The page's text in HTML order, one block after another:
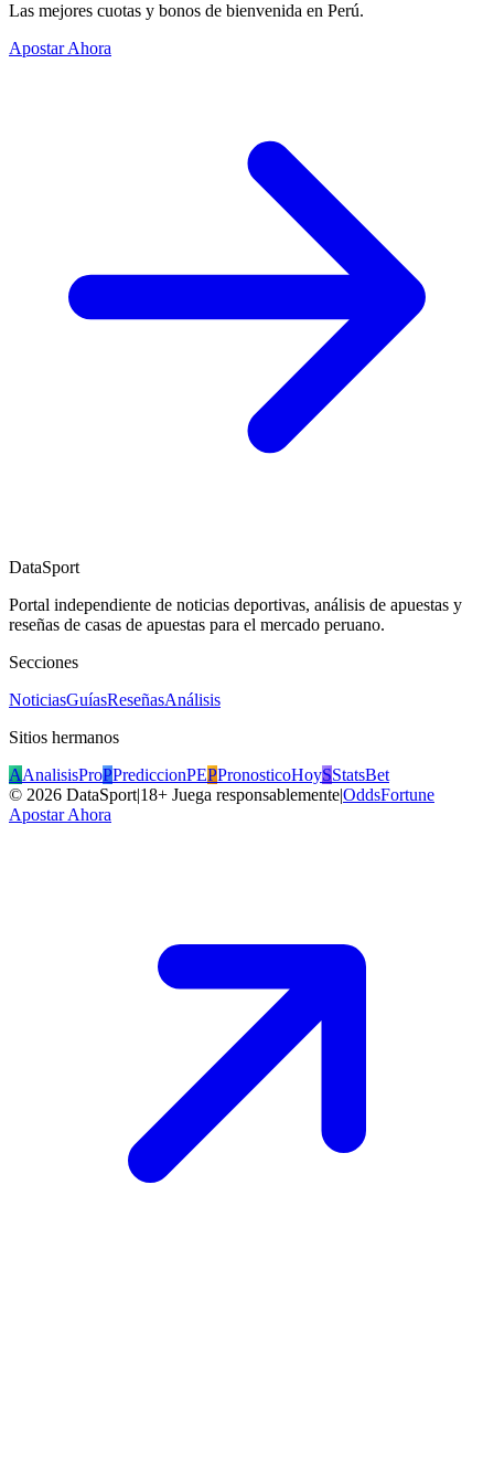
Las mejores cuotas y bonos de bienvenida en Perú.
Apostar Ahora
DataSport
Portal independiente de noticias deportivas, análisis de apuestas y
reseñas de casas de apuestas para el mercado peruano.
Secciones
NoticiasGuíasReseñasAnálisis
Sitios hermanos
AAnalisisProPPrediccionPEPPronosticoHoySStatsBet
© 2026 DataSport|18+ Juega responsablemente|OddsFortune
Apostar Ahora